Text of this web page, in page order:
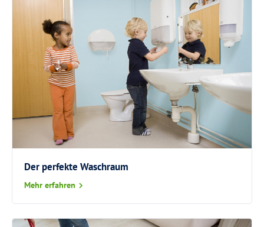
Der perfekte Waschraum
Mehr erfahren